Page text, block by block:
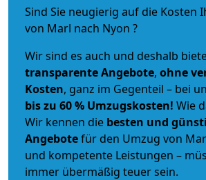
Sind Sie neugierig auf die Kosten
von Marl nach Nyon ?
Wir sind es auch und deshalb
transparente Angebote, ohne
Kosten, ganz im Gegenteil – bei
bis zu 60 % Umzugskosten! Wie
Wir kennen die besten und
Angebotefür den Umzug von
und kompetente Leistungen –
immer übermäßig teuer sein.